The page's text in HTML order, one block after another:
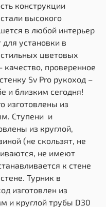
конструкции
высокого
в любой интерьер
установки в
цветовых
качество, проверенное
Sv Pro рукоход –
и близким сегодня!
изготовлены из
Ступени и
из круглой,
(не скользят, не
не имеют
к стене
Турник в
изготовлен из
и круглой трубы D30